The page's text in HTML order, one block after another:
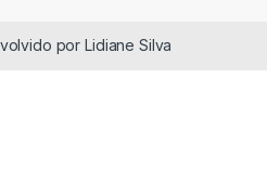
por Lidiane Silva